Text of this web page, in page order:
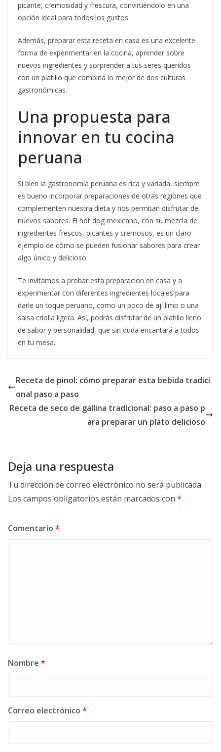
picante, cremosidad y frescura, convirtiéndolo en una
opción ideal para todos los gustos.
Además, preparar esta receta en casa es una excelente
forma de experimentar en la cocina, aprender sobre
nuevos ingredientes y sorprender a tus seres queridos
con un platillo que combina lo mejor de dos culturas
gastronómicas.
Una propuesta para
innovar en tu cocina
peruana
Si bien la gastronomía peruana es rica y variada, siempre
es bueno incorporar preparaciones de otras regiones que
complementen nuestra dieta y nos permitan disfrutar de
nuevos sabores. El hot dog mexicano, con su mezcla de
ingredientes frescos, picantes y cremosos, es un claro
ejemplo de cómo se pueden fusionar sabores para crear
algo único y delicioso.
Te invitamos a probar esta preparación en casa y a
experimentar con diferentes ingredientes locales para
darle un toque peruano, como un poco de ají limo o una
salsa criolla ligera. Así, podrás disfrutar de un platillo lleno
de sabor y personalidad, que sin duda encantará a todos
en tu mesa.
Receta de pinol: cómo preparar esta bebida tradici
onal paso a paso
Receta de seco de gallina tradicional: paso a paso p
ara preparar un plato delicioso
Deja una respuesta
Tu dirección de correo electrónico no será publicada.
Los campos obligatorios están marcados con *
Comentario *
Nombre *
Correo electrónico *